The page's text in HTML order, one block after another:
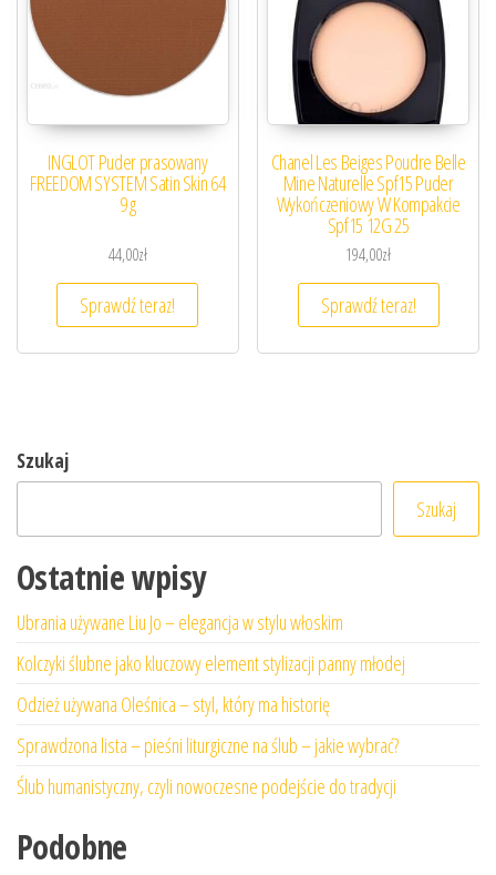
INGLOT Puder prasowany
FREEDOM SYSTEM Satin Skin 64
9 g
44,00zł
Sprawdź teraz!
Chanel Les Beiges Poudre Belle
Mine Naturelle Spf15 Puder
Wykończeniowy W Kompakcie
Spf15 12G 25
194,00zł
Sprawdź teraz!
Szukaj
Szukaj
Ostatnie wpisy
Ubrania używane Liu Jo – elegancja w stylu włoskim
Kolczyki ślubne jako kluczowy element stylizacji panny młodej
Odzież używana Oleśnica – styl, który ma historię
Sprawdzona lista – pieśni liturgiczne na ślub – jakie wybrać?
Ślub humanistyczny, czyli nowoczesne podejście do tradycji
Podobne